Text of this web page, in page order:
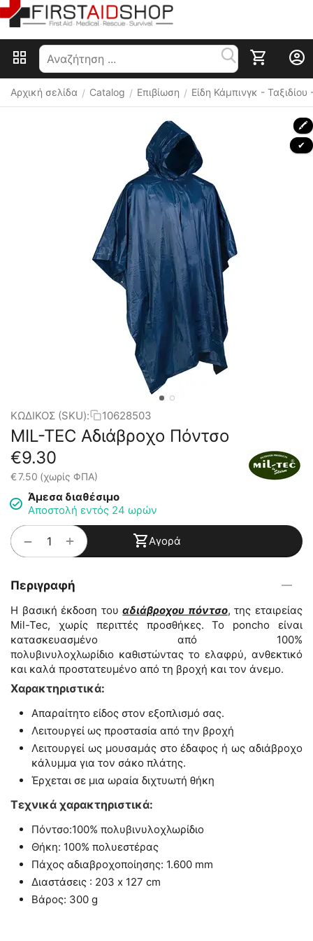
Αρχική σελίδα / Catalog / Επιβίωση / Είδη Κάμπινγκ -
🖍
✔
ΚΩΔΙΚΟΣ (SKU): 10628503
MIL-TEC Αδιάβροχο Πόντσο
€9.30
€7.50 (χωρίς ΦΠΑ)
Άμεσα διαθέσιμο
Αποστολή εντός 24 ωρών
+
− Αγορά
Περιγραφή
Η βασική έκδοση τουαδιάβροχου πόντσο, της εταιρείας
Mil-Tec, χωρίς περιττές προσθήκες. Το poncho είναι
κατασκευασμένο από 100%
πολυβινυλοχλωρίδιο καθιστώντας το ελαφρύ, ανθεκτικό
και καλά προστατευμένο από τη βροχή και τον άνεμο.
Χαρακτηριστικά:
Απαραίτητο είδος στον εξοπλισμό σας.
Λειτουργεί ως προστασία από την βροχή
Λειτουργεί ως μουσαμάς στο έδαφος ή ως αδιάβροχο
κάλυμμα για τον σάκο πλάτης.
Έρχεται σε μια ωραία διχτυωτή θήκη
Τεχνικά χαρακτηριστικά:
Πόντσο:100% πολυβινυλοχλωρίδιο
Θήκη: 100% πολυεστέρας
Πάχος αδιαβροχοποίησης: 1.600 mm
Διαστάσεις : 203 x 127 cm
Βάρος: 300 g